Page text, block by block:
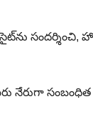
నేరుగా